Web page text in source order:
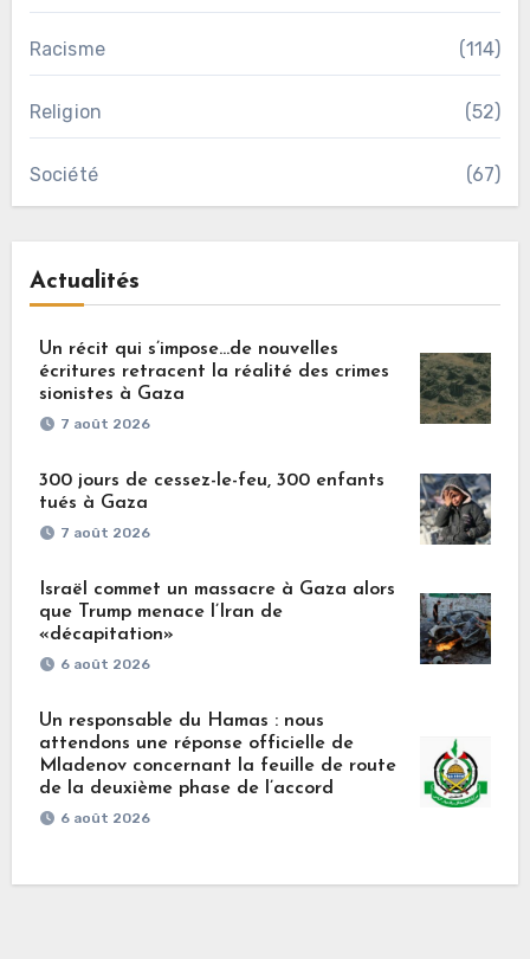
Racisme (114)
Religion (52)
Société (67)
Actualités
Un récit qui s’impose…de nouvelles
écritures retracent la réalité des crimes
sionistes à Gaza
7 août 2026
300 jours de cessez-le-feu, 300 enfants
tués à Gaza
7 août 2026
Israël commet un massacre à Gaza alors
que Trump menace l’Iran de
«décapitation»
6 août 2026
Un responsable du Hamas : nous
attendons une réponse officielle de
Mladenov concernant la feuille de route
de la deuxième phase de l’accord
6 août 2026